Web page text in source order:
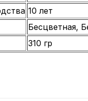
10 лет
Бесцветная,
310 гр